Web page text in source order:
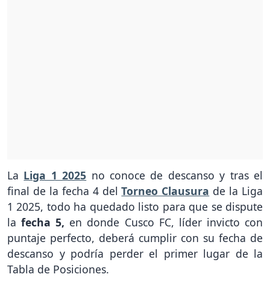
La Liga 1 2025 no conoce de descanso y tras el
final de la fecha 4 delTorneo Clausura de la Liga
1 2025, todo ha quedado listo para que se dispute
lafecha 5, en donde Cusco FC, líder invicto con
puntaje perfecto, deberá cumplir con su fecha de
descanso y podría perder el primer lugar de la
Tabla de Posiciones.